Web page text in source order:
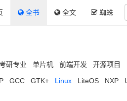
全书 全文 蜘蛛
研专业 单片机 前端开发 开源项目
GCC GTK+ Linux LiteOS NXP